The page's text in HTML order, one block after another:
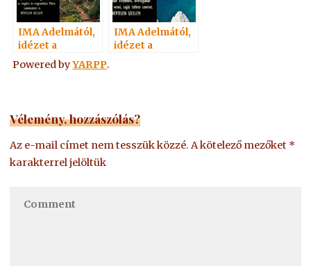
IMA Adelmától,
idézet a
Névtelen
Szellemtől 35.
IMA Adelmától,
idézet a
Powered byYARPP.
Vélemény, hozzászólás?
Az e-mail címet nem tesszük közzé. A kötelező mezőket *
karakterrel jelöltük